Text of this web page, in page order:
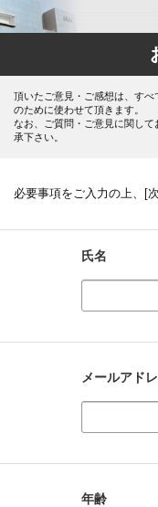
頂いたご意見・ご感想は、す
のために使わせて頂きます。
なお、ご質問・ご意見に関し
承下さい。
必要事項をご入力の上、[
氏名
メールアド
年齢